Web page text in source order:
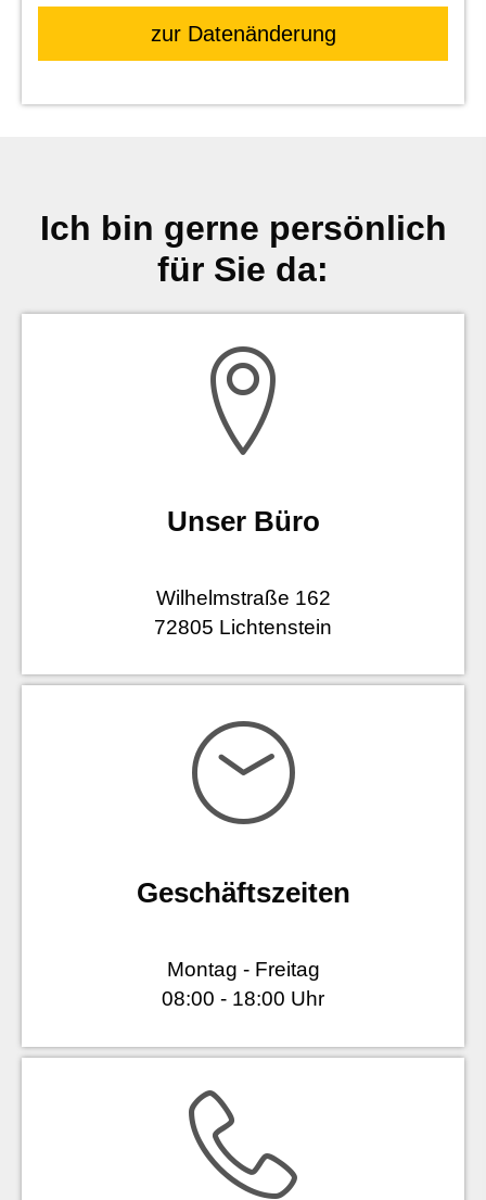
zur Datenänderung
Ich bin gerne persönlich
für Sie da:
Unser Büro
Wilhelmstraße 162
72805 Lichtenstein
Geschäftszeiten
Montag - Freitag
08:00 - 18:00 Uhr